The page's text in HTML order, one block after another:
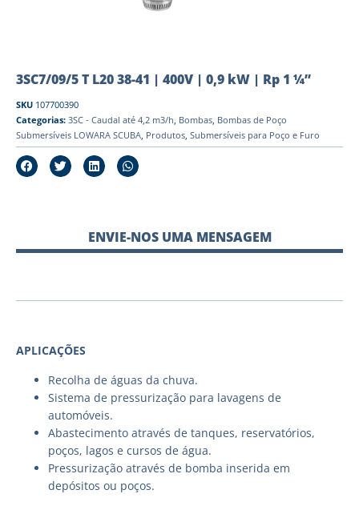
3SC7/09/5 T L20 38-41 | 400V | 0,9 kW | Rp 1 ¼”
SKU 107700390
Categorias: 3SC - Caudal até 4,2 m3/h, Bombas, Bombas de Poço
Submersíveis LOWARA SCUBA, Produtos, Submersíveis para Poço e Furo
ENVIE-NOS UMA MENSAGEM
APLICAÇÕES
Recolha de águas da chuva.
Sistema de pressurização para lavagens de
automóveis.
Abastecimento através de tanques, reservatórios,
poços, lagos e cursos de água.
Pressurização através de bomba inserida em
depósitos ou poços.